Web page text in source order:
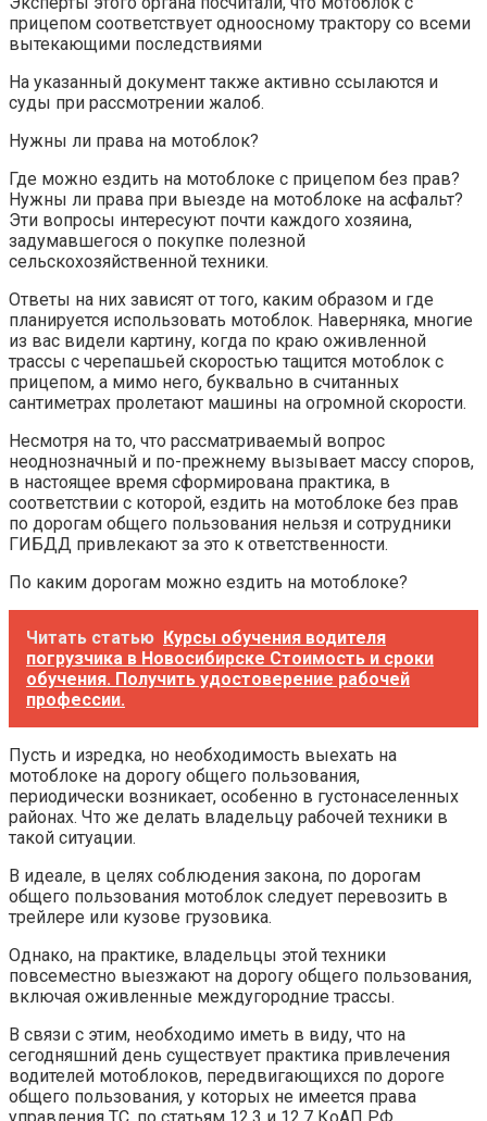
прицепом соответствует одноосному трактору со всеми
вытекающими последствиями
На указанный документ также активно ссылаются и
суды при рассмотрении жалоб.
Нужны ли права на мотоблок?
Где можно ездить на мотоблоке с прицепом без прав?
Нужны ли права при выезде на мотоблоке на асфальт?
Эти вопросы интересуют почти каждого хозяина,
задумавшегося о покупке полезной
сельскохозяйственной техники.
Ответы на них зависят от того, каким образом и где
планируется использовать мотоблок. Наверняка, многие
из вас видели картину, когда по краю оживленной
трассы с черепашьей скоростью тащится мотоблок с
прицепом, а мимо него, буквально в считанных
сантиметрах пролетают машины на огромной скорости.
Несмотря на то, что рассматриваемый вопрос
неоднозначный и по-прежнему вызывает массу споров,
в настоящее время сформирована практика, в
соответствии с которой, ездить на мотоблоке без прав
по дорогам общего пользования нельзя и сотрудники
ГИБДД привлекают за это к ответственности.
По каким дорогам можно ездить на мотоблоке?
Читать статью Курсы обучения водителя
погрузчика в Новосибирске Стоимость и сроки
обучения. Получить удостоверение рабочей
профессии.
Пусть и изредка, но необходимость выехать на
мотоблоке на дорогу общего пользования,
периодически возникает, особенно в густонаселенных
районах. Что же делать владельцу рабочей техники в
такой ситуации.
В идеале, в целях соблюдения закона, по дорогам
общего пользования мотоблок следует перевозить в
трейлере или кузове грузовика.
Однако, на практике, владельцы этой техники
повсеместно выезжают на дорогу общего пользования,
включая оживленные междугородние трассы.
В связи с этим, необходимо иметь в виду, что на
сегодняшний день существует практика привлечения
водителей мотоблоков, передвигающихся по дороге
общего пользования, у которых не имеется права
управления ТС, по статьям 12.3 и 12.7 КоАП РФ.